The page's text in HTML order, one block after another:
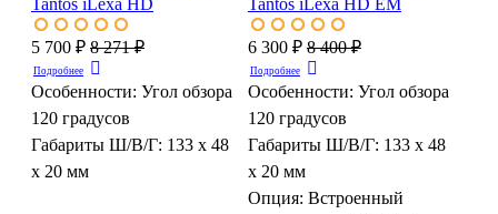
Tantos iLexa HD
5 700 ₽ 8 271 ₽
Подробнее
Особенности: Угол обзора
120 градусов
Габариты Ш/В/Г: 133 х 48
х 20 мм
Tantos iLexa HD EM
6 300 ₽ 8 400 ₽
Подробнее
Особенности: Угол обзора
120 градусов
Габариты Ш/В/Г: 133 х 48
х 20 мм
Опция: Встроенный